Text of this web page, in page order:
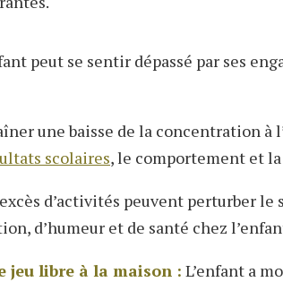
peut se sentir dépassé par ses
une baisse de la concentration à
scolaires, le comportement et
d’activités peuvent perturber
d’humeur et de santé chez
jeu libre à la maison : L’enfant a